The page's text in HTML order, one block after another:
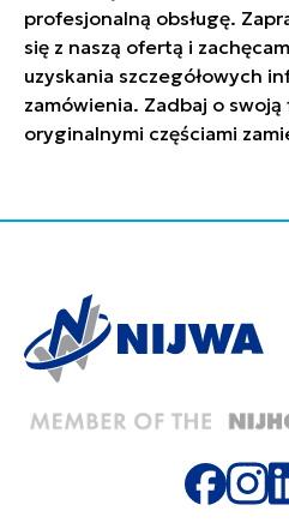
profesjonalną obsługę.
się z naszą ofertą i
uzyskania szczegółowych
zamówienia. Zadbaj o swoją
oryginalnymi częściami